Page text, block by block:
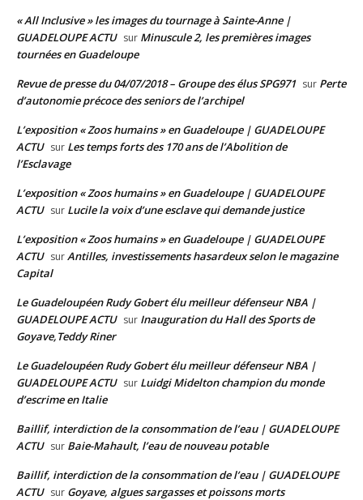
« All Inclusive » les images du tournage à Sainte-Anne |
GUADELOUPE ACTU sur Minuscule 2, les premières images
tournées en Guadeloupe
Revue de presse du 04/07/2018 – Groupe des élus SPG971 sur Perte
d’autonomie précoce des seniors de l’archipel
L’exposition « Zoos humains » en Guadeloupe | GUADELOUPE
ACTU sur Les temps forts des 170 ans de l’Abolition de
l’Esclavage
L’exposition « Zoos humains » en Guadeloupe | GUADELOUPE
ACTU sur Lucile la voix d’une esclave qui demande justice
L’exposition « Zoos humains » en Guadeloupe | GUADELOUPE
ACTU surAntilles, investissements hasardeux selon le magazine
Capital
Le Guadeloupéen Rudy Gobert élu meilleur défenseur NBA |
GUADELOUPE ACTU sur Inauguration du Hall des Sports de
Goyave,Teddy Riner
Le Guadeloupéen Rudy Gobert élu meilleur défenseur NBA |
GUADELOUPE ACTU sur Luidgi Midelton champion du monde
d’escrime en Italie
Baillif, interdiction de la consommation de l’eau | GUADELOUPE
ACTU sur Baie-Mahault, l’eau de nouveau potable
Baillif, interdiction de la consommation de l’eau | GUADELOUPE
ACTU sur Goyave, algues sargasses et poissons morts